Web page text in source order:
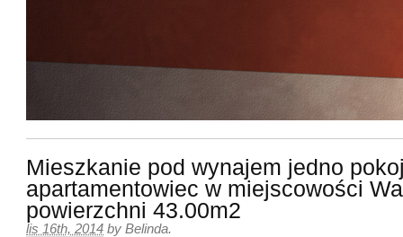
Mieszkanie pod wynajem jedno
apartamentowiec w miejscowości
powierzchni 43.00m2
lis 16th, 2014 by Belinda.